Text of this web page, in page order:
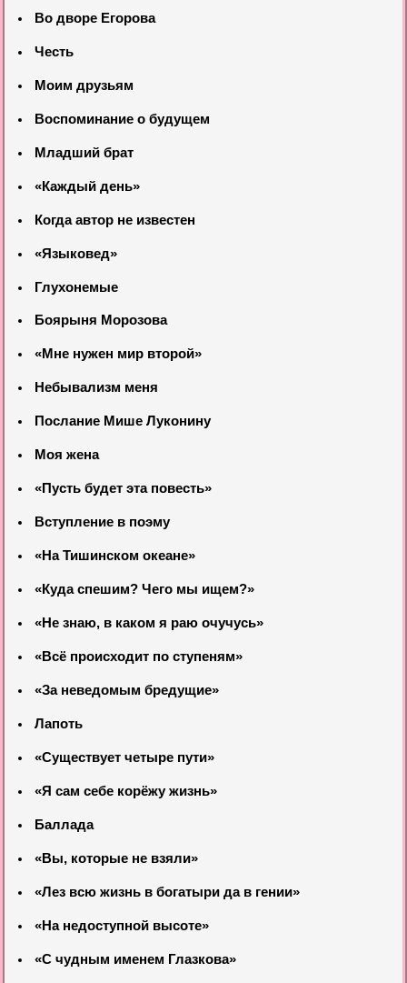
Во дворе Егорова
Честь
Моим друзьям
Воспоминание о будущем
Младший брат
«Каждый день»
Когда автор не известен
«Языковед»
Глухонемые
Боярыня Морозова
«Мне нужен мир второй»
Небывализм меня
Послание Мише Луконину
Моя жена
«Пусть будет эта повесть»
Вступление в поэму
«На Тишинском океане»
«Куда спешим? Чего мы ищем?»
«Не знаю, в каком я раю очучусь»
«Всё происходит по ступеням»
«За неведомым бредущие»
Лапоть
«Существует четыре пути»
«Я сам себе корёжу жизнь»
Баллада
«Вы, которые не взяли»
«Лез всю жизнь в богатыри да в гении»
«На недоступной высоте»
«С чудным именем Глазкова»